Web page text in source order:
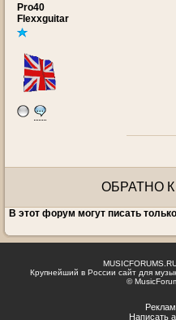
Pro40
Flexxguitar
ОБРАТНО
В этот форум могут писать
Крупнейший в России сайт для
©
Написать